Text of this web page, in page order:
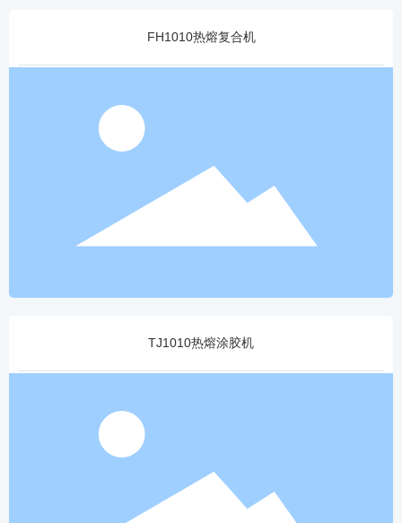
FH1010热熔复合机
TJ1010热熔涂胶机